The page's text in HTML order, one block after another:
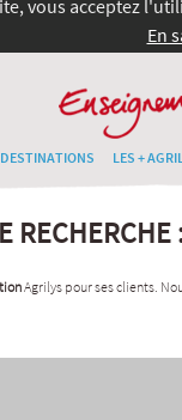
vous acceptez
En
DESTINATIONS LES +
RECHERCHE
Agrilys pour ses clients.